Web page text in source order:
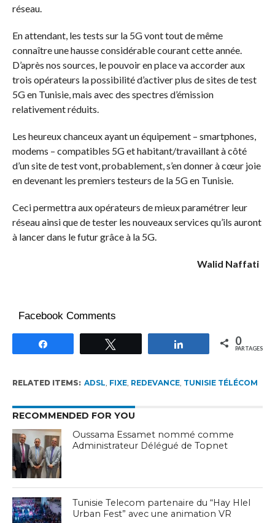
réseau.
En attendant, les tests sur la 5G vont tout de même
connaître une hausse considérable courant cette année.
D’après nos sources, le pouvoir en place va accorder aux
trois opérateurs la possibilité d’activer plus de sites de test
5G en Tunisie, mais avec des spectres d’émission
relativement réduits.
Les heureux chanceux ayant un équipement – smartphones,
modems – compatibles 5G et habitant/travaillant à côté
d’un site de test vont, probablement, s’en donner à cœur joie
en devenant les premiers testeurs de la 5G en Tunisie.
Ceci permettra aux opérateurs de mieux paramétrer leur
réseau ainsi que de tester les nouveaux services qu’ils auront
à lancer dans le futur grâce à la 5G.
Walid Naffati
Facebook Comments
Partagez 0
PARTAGES
RELATED ITEMS: ADSL FIXE, REDEVANCE, TUNISIE TÉLÉCOM
RECOMMENDED FOR YOU
Oussama Essamet nommé comme
Administrateur Délégué de Topnet
Tunisie Telecom partenaire du “Hay Hlel
Urban Fest” avec une animation VR